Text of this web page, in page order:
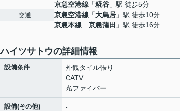
交通
京急空港線 「糀谷 」駅 徒歩5分
京急空港線 「大鳥居 」駅 徒歩10分
京急本線 「京急蒲田 」駅 徒歩16分
ハイツサトウの詳細情報
設備条件
外観タイル張り
CATV
光ファイバー
設備(その他) -